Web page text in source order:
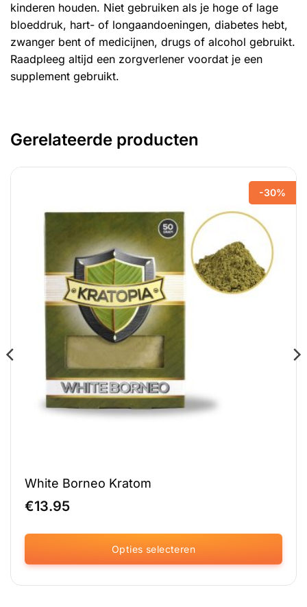
kinderen houden. Niet gebruiken als je hoge of lage
bloeddruk, hart- of longaandoeningen, diabetes hebt,
zwanger bent of medicijnen, drugs of alcohol gebruikt.
Raadpleeg altijd een zorgverlener voordat je een
supplement gebruikt.
Gerelateerde producten
-30%
White Borneo Kratom
€13.95
Opties selecteren
Dit
product